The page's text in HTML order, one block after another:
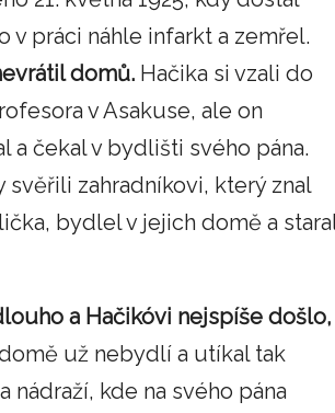
v práci náhle infarkt a zemřel.
domů. Hačika si vzali do
v Asakuse, ale on
a čekal v bydlišti svého pána.
svěřili zahradníkovi, který znal
bydlel v jejich domě a
a Hačikóvi nejspíše došlo,
už nebydlí a utíkal tak
nádraží, kde na svého pána